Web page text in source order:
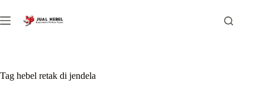
to
content
Tag hebel retak di jendela